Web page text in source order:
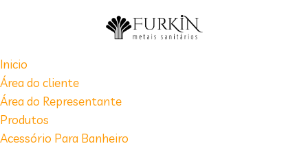
Inicio
Área do cliente
Área do Representante
Produtos
Acessório Para Banheiro